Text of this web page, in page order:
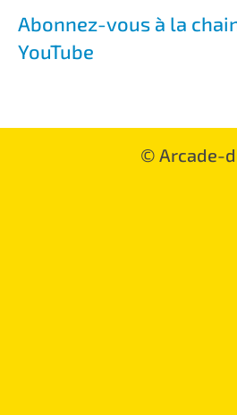
Abonnez-vous à la
YouTube
© Arcade-